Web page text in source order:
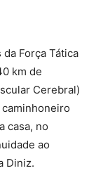
da Força Tática
km de
Cerebral)
casa, no
ao
Diniz.